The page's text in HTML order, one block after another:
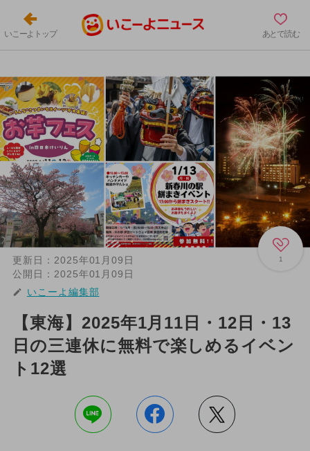
いこーよトップ あとで読む
1
更新日： 2025年01月09日
公開日： 2025年01月09日
いこーよ編集部
【東海】2025年1月11日・12日・13
日の三連休に無料で楽しめるイベン
ト12選